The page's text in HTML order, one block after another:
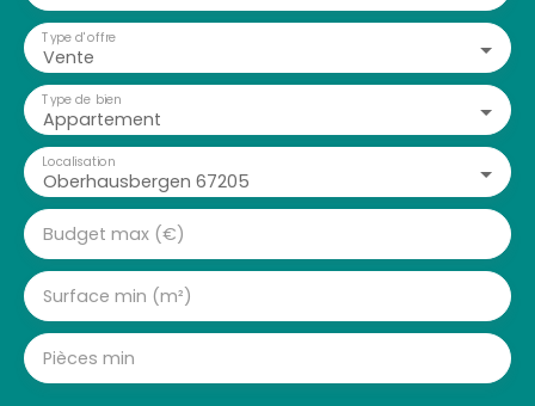
Vente
Type d'offre
Appartement
Type de bien
Oberhausbergen 67205
Localisation
Budget max (€)
Surface min (m²)
Pièces min